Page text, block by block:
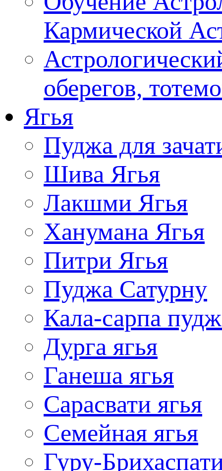
Кармической
оберегов,
Ягья
Пуджа для
Шива Ягья
Лакшми Ягья
Ханумана Ягья
Питри Ягья
Пуджа Сатурну
Кала-сарпа
Дурга ягья
Ганеша ягья
Сарасвати ягья
Семейная ягья
Гуру-